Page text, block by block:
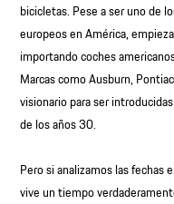
bicicletas. Pese a ser uno de
europeos en América,
importando coches
Marcas como Ausburn,
visionario para ser
de los años 30.
Pero si analizamos las fechas
vive un tiempo